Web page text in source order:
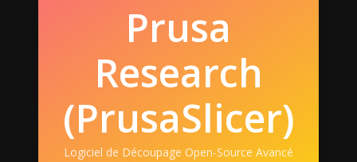
Prusa
Research
(PrusaSlicer)
Logiciel de Découpage Open-Source Avancé